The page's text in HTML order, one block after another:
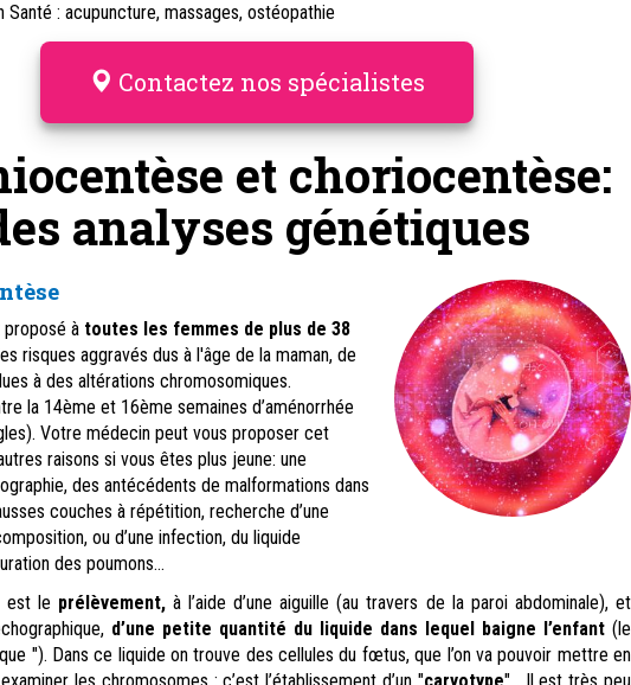
Santé : acupuncture, massages, ostéopathie
Contactez nos spécialistes
et choriocentèse:
analyses génétiques
à toutes les femmes de plus de 38
risques aggravés dus à l'âge de la maman, de
à des altérations chromosomiques.
la 14ème et 16ème semaines d’aménorrhée
Votre médecin peut vous proposer cet
raisons si vous êtes plus jeune: une
des antécédents de malformations dans
couches à répétition, recherche d’une
ou d’une infection, du liquide
des poumons...
est le prélèvement,à l’aide d’une aiguille (au travers de la paroi abdominale), et
d’une petite quantité du liquide dans lequel baigne l’enfant (le
"). Dans ce liquide on trouve des cellules du fœtus, que l’on va pouvoir mettre en